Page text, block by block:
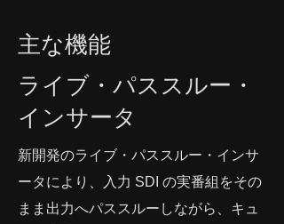
主な機能
ライブ・パススルー・
インサータ
新開発のライブ・パススルー・インサ
ータにより、入力 SDI の実番組をその
まま出力へパススルーしながら、キュ